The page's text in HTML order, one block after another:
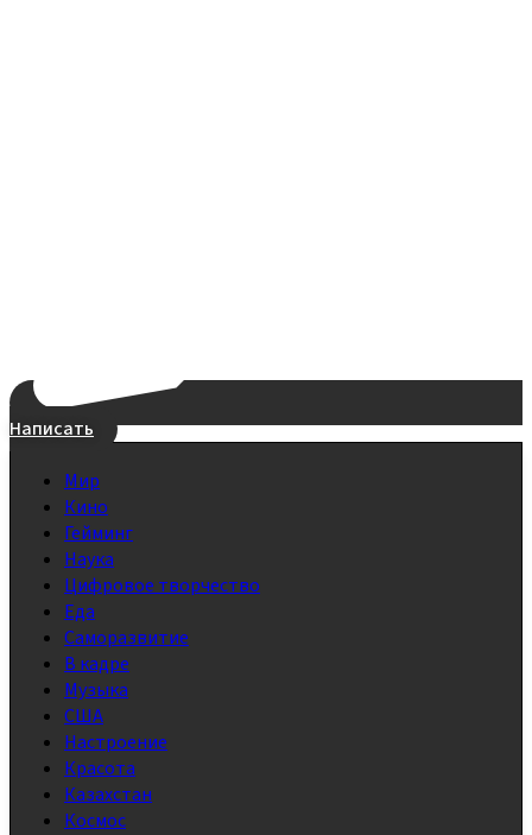
Написать
Мир
Кино
Гейминг
Наука
Цифровое творчество
Еда
Саморазвитие
В кадре
Музыка
США
Настроение
Красота
Казахстан
Космос